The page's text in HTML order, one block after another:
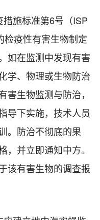
施标准第6号（ISP
检疫性有害生物制定
如在监测中发现有害
学、物理或生物防治
生物监测与防治，
导下实施，技术人员
。防治不彻底的果
，并立即通知中方。
该有害生物的调查报